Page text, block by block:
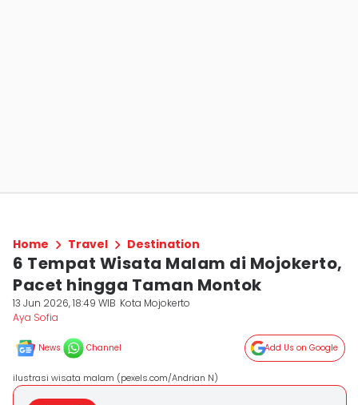
Home Travel Destination
6 Tempat Wisata Malam di Mojokerto,
Pacet hingga Taman Montok
13 Jun 2026, 18:49 WIB Kota Mojokerto
Aya Sofia
News Channel Add Us on Google
ilustrasi wisata malam (pexels.com/Andrian N)